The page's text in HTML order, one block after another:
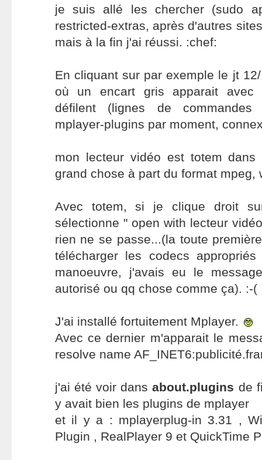
je suis allé les chercher (sudo
restricted-extras, après d'autres
mais à la fin j'ai réussi. :chef:
En cliquant sur par exemple le jt
où un encart gris apparait avec
défilent (lignes de
mplayer-plugins par moment,
mon lecteur vidéo est totem
grand chose à part du format mpeg,
Avec totem, si je clique droit
sélectionne " open with lecteur
rien ne se passe...(la toute
télécharger les codecs
manoeuvre, j'avais eu le
autorisé ou qq chose comme ça). :-(
J'ai installé fortuitement Mplayer.
Avec ce dernier m'apparait le
resolve name
j'ai été voir dansabout.plugins de
y avait bien les plugins de mplayer
et il y a : mplayerplug-in 3.31 ,
Plugin , RealPlayer 9 et QuickTime